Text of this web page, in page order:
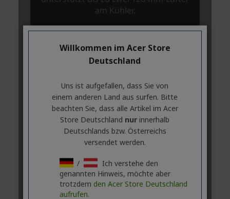
Willkommen im Acer Store
Deutschland
Uns ist aufgefallen, dass Sie von
einem anderen Land aus surfen. Bitte
beachten Sie, dass alle Artikel im Acer
Store Deutschland nur innerhalb
Deutschlands bzw. Österreichs
versendet werden.
/
Ich verstehe den
genannten Hinweis, möchte aber
trotzdem den Acer Store Deutschland
aufrufen.